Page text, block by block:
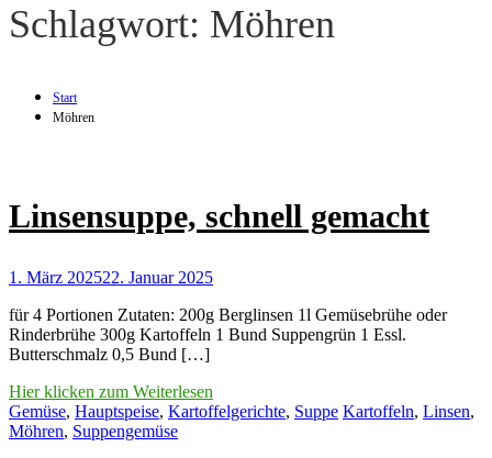
Schlagwort: Möhren
Start
Möhren
Linsensuppe, schnell gemacht
1. März 202522. Januar 2025
für 4 Portionen Zutaten: 200g Berglinsen 1l Gemüsebrühe oder
Rinderbrühe 300g Kartoffeln 1 Bund Suppengrün 1 Essl.
Butterschmalz 0,5 Bund […]
Hier klicken zum Weiterlesen
Gemüse, Hauptspeise, Kartoffelgerichte, Suppe Kartoffeln, Linsen,
Möhren, Suppengemüse